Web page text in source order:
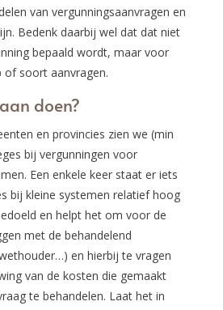
van vergunningsaanvragen en
Bedenk daarbij wel dat dat niet
bepaald wordt, maar voor
of soort aanvragen.
doen?
en provincies zien we (min
bij vergunningen voor
Een enkele keer staat er iets
bij kleine systemen relatief hoog
en helpt het om voor de
met de behandelend
en hierbij te vragen
van de kosten die gemaakt
te behandelen. Laat het in